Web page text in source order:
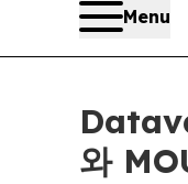
Menu
와